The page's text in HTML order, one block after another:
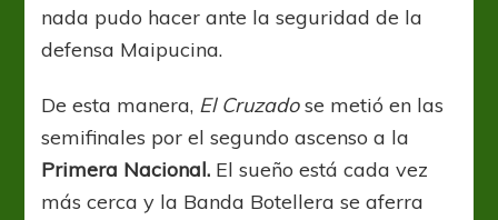
nada pudo hacer ante la seguridad de la
defensa Maipucina.
De esta manera, El Cruzadose metió en las
semifinales por el segundo ascenso a la
Primera Nacional. El sueño está cada vez
más cerca y la Banda Botellera se aferra